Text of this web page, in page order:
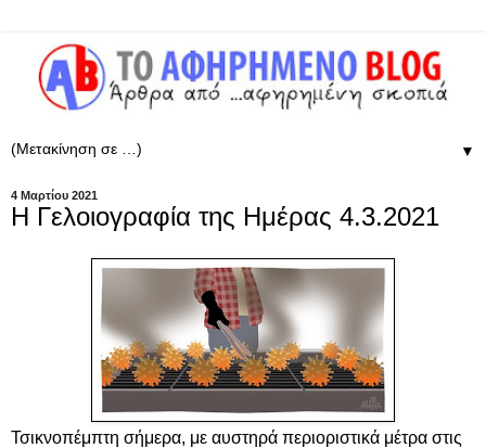
▼
4 Μαρτίου 2021
Η Γελοιογραφία της Ημέρας 4.3.2021
Τσικνοπέμπτη σήμερα, με αυστηρά περιοριστικά μέτρα στις